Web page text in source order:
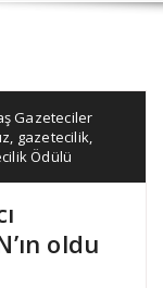
Gazeteciler
, gazetecilik,
Ödülü
oldu